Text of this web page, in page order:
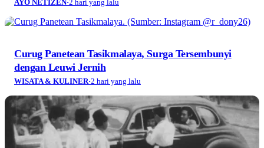
AYO NETIZEN·2 hari yang lalu
Curug Panetean Tasikmalaya, Surga Tersembunyi
dengan Leuwi Jernih
WISATA & KULINER·2 hari yang lalu